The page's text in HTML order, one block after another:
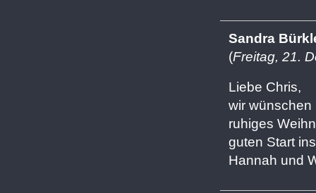
Sandra
(Freitag, 21.
Liebe Chris,
wir wünschen
ruhiges
guten Start
Hannah und